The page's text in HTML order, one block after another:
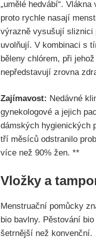
„umělé hedvábí“.
proto rychle nasají
výrazně vysušují sliznici
uvolňují. V kombinaci s
běleny chlórem, při
nepředstavují zrovna
Zajímavost: Nedávné
gynekologové a jejich
dámských hygienických
tří měsíců odstranilo
více než 90% žen. **
Vložky a
Menstruační pomůcky
bio bavlny. Pěstování
šetrnější než konvenční.